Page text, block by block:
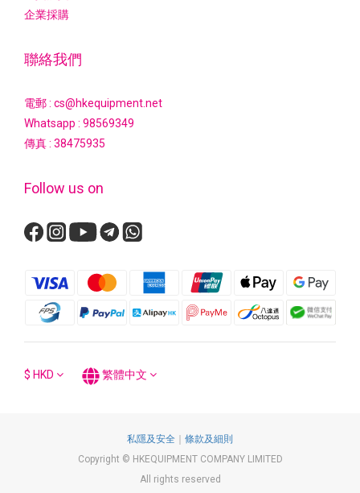
企業採購
聯絡我們
電郵 : cs@hkequipment.net
Whatsapp : 98569349
傳真 : 38475935
Follow us on
$ HKD 繁體中文
私隱及安全 ｜ 條款及細則
Copyright © HKEQUIPMENT COMPANY LIMITED
All rights reserved